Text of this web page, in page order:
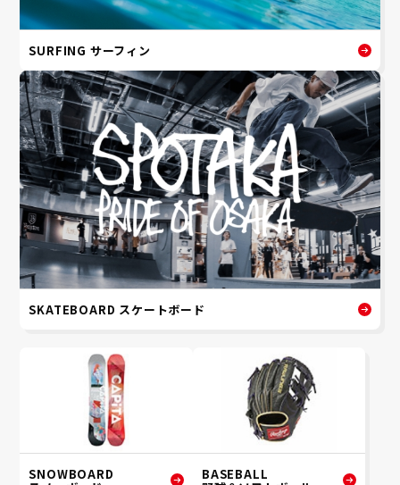
SURFING サーフィン
SKATEBOARD スケートボード
SNOWBOARD BASEBALL